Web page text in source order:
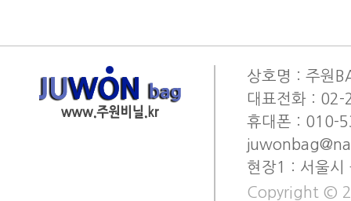
상호명 : 주원
대표전화 :
휴대폰 : 010-
현장1 : 서울
Copyright ©